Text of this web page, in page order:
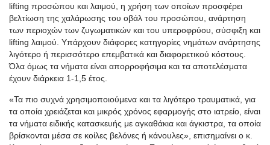
lifting προσώπου και λαιμού, η χρήση των οποίων προσφέρει
βελτίωση της χαλάρωσης του οβάλ του προσώπου, ανάρτηση
των περιοχών των ζυγωματικών και του υπεροφρύου, σύσφιξη και
lifting λαιμού. Υπάρχουν διάφορες κατηγορίες νημάτων ανάρτησης
λιγότερο ή περισσότερο επεμβατικά και διαφορετικού κόστους.
Όλα όμως τα νήματα είναι απορροφήσιμα και τα αποτελέσματα
έχουν διάρκεια 1-1,5 έτος.
«Τα πιο συχνά χρησιμοποιούμενα και τα λιγότερο τραυματικά, για
τα οποία χρειάζεται και μικρός χρόνος εφαρμογής στο ιατρείο, είναι
τα νήματα ειδικής κατασκευής με αγκαθάκια και άγκιστρα, τα οποία
βρίσκονται μέσα σε κοίλες βελόνες ή κάνουλες», επισημαίνει ο κ.